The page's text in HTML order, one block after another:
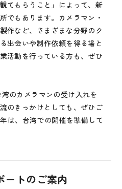
てもらうこと」によって、新
でもあります。カメラマン・
作など、さまざまな分野のク
出会いや制作依頼を得る場と
活動を行っている方も、ぜひ
のカメラマンの受け入れを
のきっかけとしても、ぜひご
は、台湾での開催を準備して
ートのご案内